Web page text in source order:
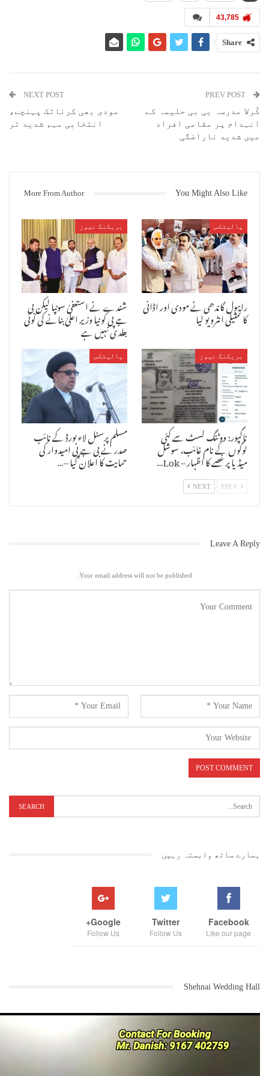
جو لوگ کہہ رہے ہیں کہ وہ این سی پی چھوڑ کر بی جے پی میں جائیں گے انہیں
یہ بات سمجھ لینی چاہئے کہ این سی پی اجیت پوار کی اپنی پارٹی ہے ، ان
کی فیملی کی پارٹی ہے وہ اسے چھوڑ کر بی جے پی میں غلامی کرنے کیوں
جائیں گے ۔ سنجے رائوت نے یہ بھی واضح کیاکہ مہاوکاس اگھاڑی متحد ہے
43,785
Share
کُرلا مدرسہ بی بی حلیمہ کے
انہدام پر مقامی افراد
میں شدید ناراضگی
NEXT POST
مودی بھی کرناٹک پہنچے،
انتخابی مہم شدید تر
You Might Also Like
More From Author
پالیٹکس
راہول گاندھی نے مودی اور اڈانی
کا تمثیلی انٹرویو لیا
بریکنگ نیوز
شندے نے استعفیٰ سونپا لیکن بی
جے پی کو نیا وزیر اعلیٰ بنانے کی کوئی
جلدی نہیں ہے
بریکنگ نیوز
ناگپور: ووٹنگ لسٹ سے کئی
لوگوں کے نام غائب، سوشل
میڈیا پر غصے کا اظہار – Lok…
پالیٹکس
مسلم پرسنل لاء بورڈ کے نائب
صدر نے بی جے پی امیدوار کی
حمایت کا اعلان کیا –…
NEXT
Leave A Reply
Your email address will not be published.
ہمارے ساتھ وابستہ رہیں
Facebook
Like our page
Twitter
Follow Us
Google+
Follow Us
Shehnai Wedding Hall